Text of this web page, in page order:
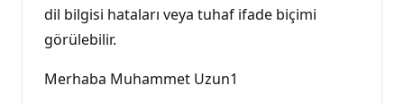
dil bilgisi hataları veya tuhaf ifade biçimi
görülebilir.
Merhaba Muhammet Uzun1